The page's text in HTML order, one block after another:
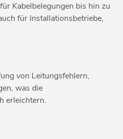
Kabelbelegungen bis hin zu
für Installationsbetriebe,
von Leitungsfehlern,
was die
erleichtern.